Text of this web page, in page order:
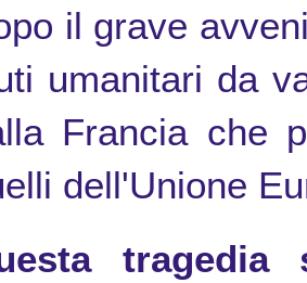
il grave
umanitari da
Francia che
dell'Unione